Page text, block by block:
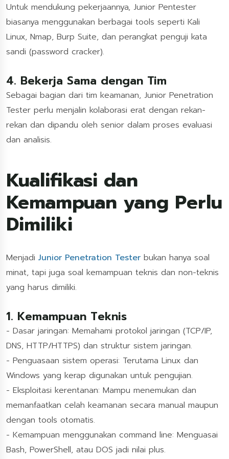
Untuk mendukung pekerjaannya, Junior Pentester
biasanya menggunakan berbagai tools seperti Kali
Linux, Nmap, Burp Suite, dan perangkat penguji kata
sandi (password cracker).
4. Bekerja Sama dengan Tim
Sebagai bagian dari tim keamanan, Junior Penetration
Tester perlu menjalin kolaborasi erat dengan rekan-
rekan dan dipandu oleh senior dalam proses evaluasi
dan analisis.
Kualifikasi dan
Kemampuan yang Perlu
Dimiliki
Menjadi Junior Penetration Tester bukan hanya soal
minat, tapi juga soal kemampuan teknis dan non-teknis
yang harus dimiliki.
1. Kemampuan Teknis
- Dasar jaringan: Memahami protokol jaringan (TCP/IP,
DNS, HTTP/HTTPS) dan struktur sistem jaringan.
- Penguasaan sistem operasi: Terutama Linux dan
Windows yang kerap digunakan untuk pengujian.
- Eksploitasi kerentanan: Mampu menemukan dan
memanfaatkan celah keamanan secara manual maupun
dengan tools otomatis.
- Kemampuan menggunakan command line: Menguasai
Bash, PowerShell, atau DOS jadi nilai plus.